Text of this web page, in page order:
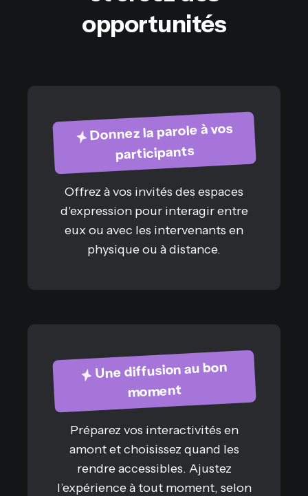
opportunités
Donnez la parole à vos
participants
Offrez à vos invités des espaces
d'expression pour interagir entre
eux ou avec les intervenants en
physique ou à distance.
Une diffusion au bon
moment
Préparez vos interactivités en
amont et choisissez quand les
rendre accessibles. Ajustez
l’expérience à tout moment, selon